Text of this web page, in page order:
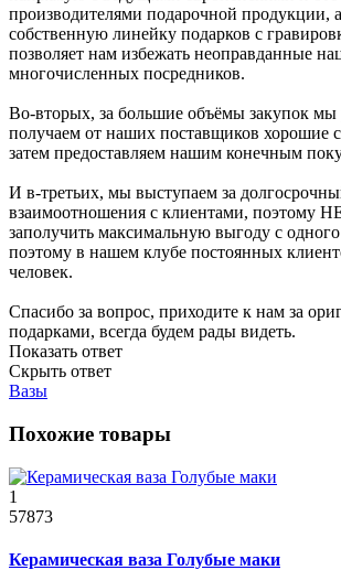
производителями подарочной продукции,
собственную линейку подарков с
позволяет нам избежать неоправданные
многочисленных посредников.
Во-вторых, за большие объёмы закупок мы
получаем от наших поставщиков хорошие
затем предоставляем нашим конечным
И в-третьих, мы выступаем за
взаимоотношения с клиентами, поэтому
заполучить максимальную выгоду с
поэтому в нашем клубе постоянных
человек.
Спасибо за вопрос, приходите к нам за
подарками, всегда будем рады видеть.
Показать ответ
Скрыть ответ
Вазы
Похожие товары
1
57873
Керамическая ваза Голубые маки